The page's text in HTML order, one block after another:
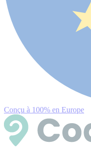
Conçu à 100% en Europe